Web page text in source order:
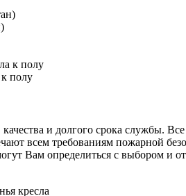
полу
и долгого срока службы.
всем требованиям пожарной
Вам определиться с выбором и